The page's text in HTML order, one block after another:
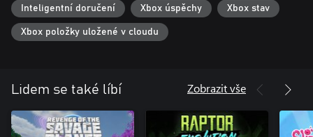
Inteligentní doručení Xbox úspěchy Xbox stav
Xbox položky uložené v cloudu
Lidem se také líbí Zobrazit vše